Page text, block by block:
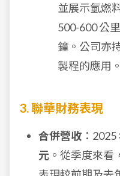
並展示氫燃
500-600 公
鐘。公司亦
製程的應用。
3. 聯華財務表現
合併營收 ：
元 。從季度來看